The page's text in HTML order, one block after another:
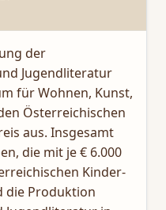
der
Jugendliteratur
für Wohnen, Kunst,
Österreichischen
aus. Insgesamt
die mit je € 6.000
Kinder-
die Produktion